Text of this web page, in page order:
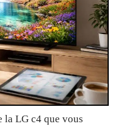
la LG c4 que vous